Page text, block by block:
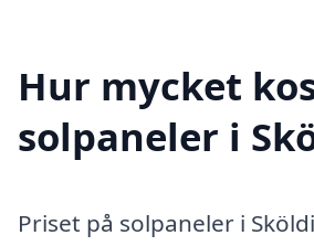
Hur mycket
solpaneler i
Priset på solpaneler i